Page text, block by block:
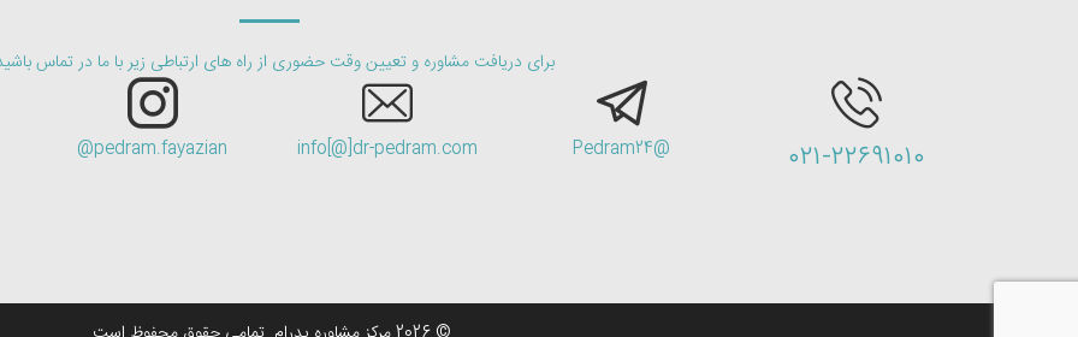
برای دریافت مشاوره و تعیین وقت حضوری از راه های ارتباطی زیر با ما در تماس
۰۲۱-۲۲۶۹۱۰۱۰ @Pedram24
info[@]dr-pedram.com
pedram.fayazian@